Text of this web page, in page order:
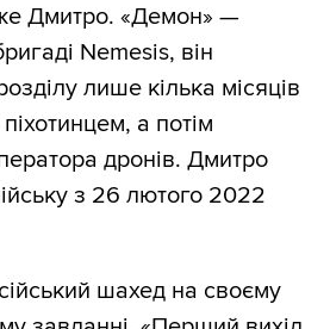
Дмитро. «Демон» —
Nemesis, він
лише кілька місяців
а потім
дронів. Дмитро
з 26 лютого 2022
шахед на своєму